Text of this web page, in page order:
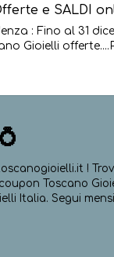
e SALDI
: Fino al 31
Gioielli offerte....
!
Toscano
Italia. Segui